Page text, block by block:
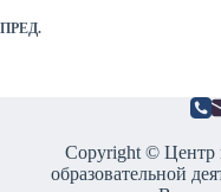
ПРЕД.
Copyright © Центр
образовательной